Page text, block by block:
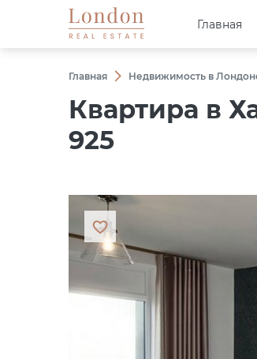
Главная
Главная
Главная Недвижимость в
Квартира в
925